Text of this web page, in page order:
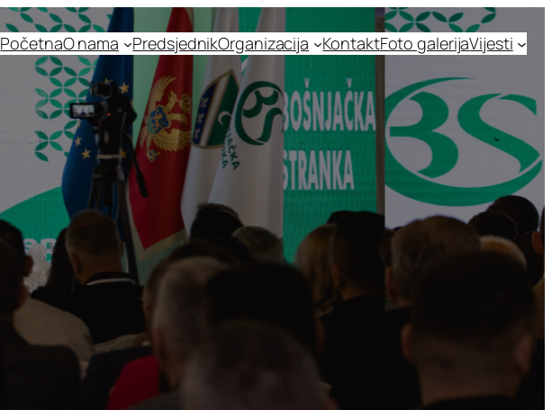
PočetnaO nama PredsjednikOrganizacija KontaktFoto galerijaVijesti